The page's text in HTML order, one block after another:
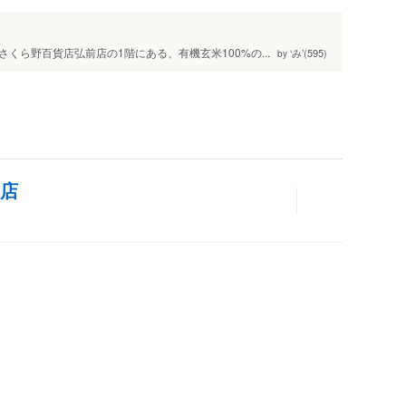
くら野百貨店弘前店の1階にある、有機玄米100%の... by ‘み’(595)